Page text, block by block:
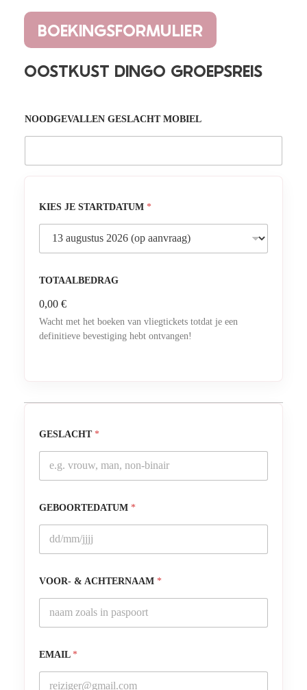
BOEKINGSFORMULIER
OOSTKUST DINGO GROEPSREIS
NOODGEVALLEN GESLACHT MOBIEL
KIES JE STARTDATUM *
TOTAALBEDRAG
0,00 €
Wacht met het boeken van vliegtickets totdat je een
definitieve bevestiging hebt ontvangen!
GESLACHT *
GEBOORTEDATUM *
VOOR- & ACHTERNAAM *
EMAIL *